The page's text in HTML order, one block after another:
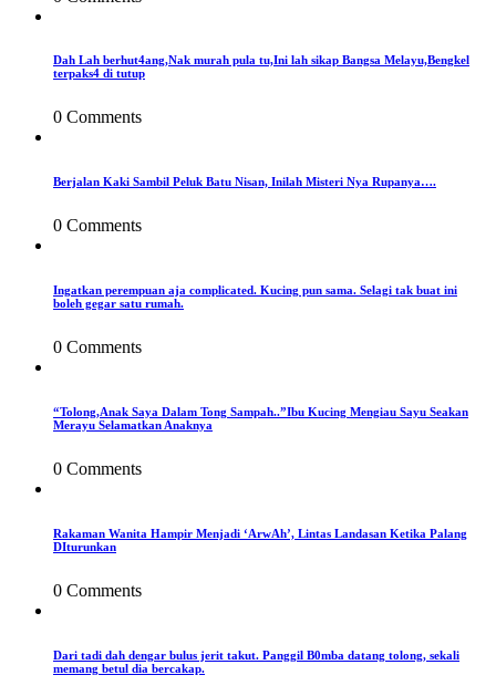
Dah Lah berhut4ang,Nak murah pula tu,Ini lah sikap Bangsa Melayu,Bengkel
terpaks4 di tutup
0 Comments
Berjalan Kaki Sambil Peluk Batu Nisan, Inilah Misteri Nya Rupanya….
0 Comments
Ingatkan perempuan aja complicated. Kucing pun sama. Selagi tak buat ini
boleh gegar satu rumah.
0 Comments
“Tolong,Anak Saya Dalam Tong Sampah..”Ibu Kucing Mengiau Sayu Seakan
Merayu Selamatkan Anaknya
0 Comments
Rakaman Wanita Hampir Menjadi ‘ArwAh’, Lintas Landasan Ketika Palang
DIturunkan
0 Comments
Dari tadi dah dengar bulus jerit takut. Panggil B0mba datang tolong, sekali
memang betul dia bercakap.